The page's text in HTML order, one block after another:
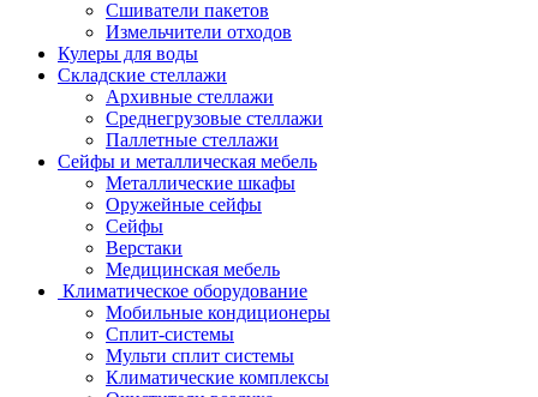
Сшиватели пакетов
Измельчители отходов
Кулеры для воды
Складские стеллажи
Архивные стеллажи
Среднегрузовые стеллажи
Паллетные стеллажи
Сейфы и металлическая мебель
Металлические шкафы
Оружейные сейфы
Сейфы
Верстаки
Медицинская мебель
Климатическое оборудование
Мобильные кондиционеры
Сплит-системы
Мульти сплит системы
Климатические комплексы